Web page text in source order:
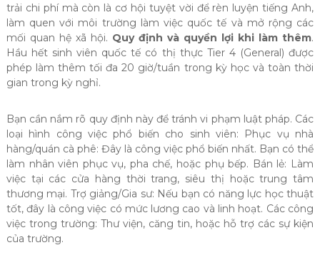
trải chi phí mà còn là cơ hội tuyệt vời để rèn luyện tiếng Anh,
làm quen với môi trường làm việc quốc tế và mở rộng các
mối quan hệ xã hội. Quy định và quyền lợi khi làm thêm.
Hầu hết sinh viên quốc tế có thị thực Tier 4 (General) được
phép làm thêm tối đa 20 giờ/tuần trong kỳ học và toàn thời
gian trong kỳ nghỉ.
Bạn cần nắm rõ quy định này để tránh vi phạm luật pháp. Các
loại hình công việc phổ biến cho sinh viên: Phục vụ nhà
hàng/quán cà phê: Đây là công việc phổ biến nhất. Bạn có thể
làm nhân viên phục vụ, pha chế, hoặc phụ bếp. Bán lẻ: Làm
việc tại các cửa hàng thời trang, siêu thị hoặc trung tâm
thương mại. Trợ giảng/Gia sư: Nếu bạn có năng lực học thuật
tốt, đây là công việc có mức lương cao và linh hoạt. Các công
việc trong trường: Thư viện, căng tin, hoặc hỗ trợ các sự kiện
của trường.